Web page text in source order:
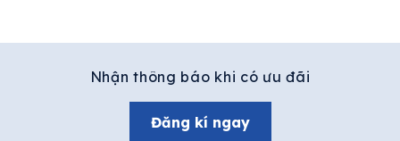
Nhận thông báo khi có ưu đãi
Đăng kí ngay